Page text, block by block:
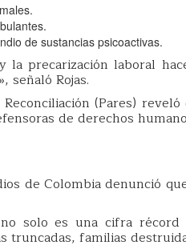
de sustancias psicoactivas.
la precarización laboral
señaló Rojas.
(Pares)
de derechos
de Colombia denunció
solo es una cifra récord
truncadas, familias